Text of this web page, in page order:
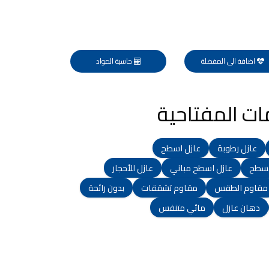
اضافة الى المفضلة حاسبة المواد
المفتاحية
عازل رطوبة
عازل اسطح
عازل اسطح مباني
عازل للأحجار
مقاوم الطقس مقاوم تشققات
بدون رائحة
دهان عازل مائي متنفس